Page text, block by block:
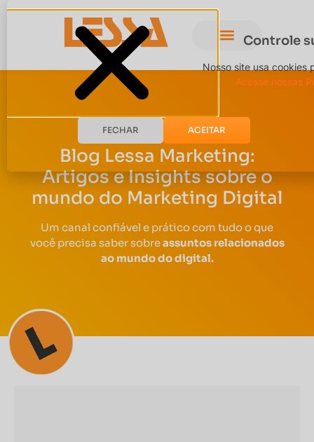
Blog Lessa Marketing:
Artigos e Insights sobre o
mundo do Marketing Digital
Um canal confiável e prático com tudo o que
você precisa saber sobreassuntos relacionados
ao mundo do digital.
Controle
Nosso site usa cookies
Acesse nossas
FECHAR ACEITAR